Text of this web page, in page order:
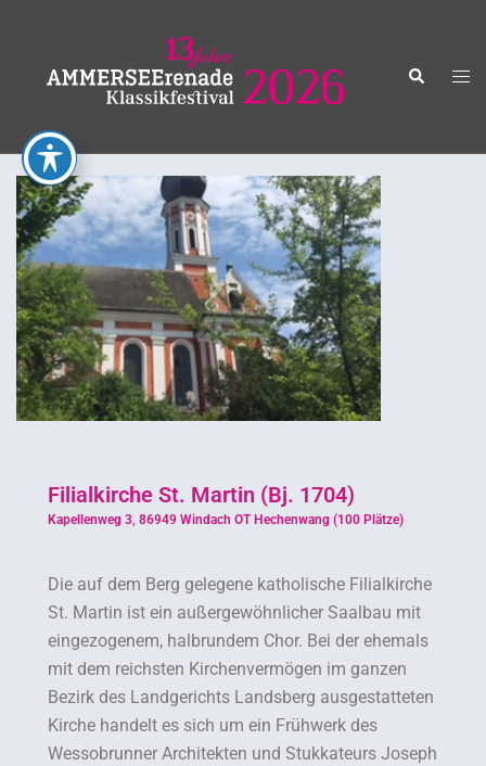
Filialkirche St. Martin (Bj. 1704)
Kapellenweg 3, 86949 Windach OT Hechenwang (100 Plätze)
Die auf dem Berg gelegene katholische Filialkirche
St. Martin ist ein außergewöhnlicher Saalbau mit
eingezogenem, halbrundem Chor. Bei der ehemals
mit dem reichsten Kirchenvermögen im ganzen
Bezirk des Landgerichts Landsberg ausgestatteten
Kirche handelt es sich um ein Frühwerk des
Wessobrunner Architekten und Stukkateurs Joseph